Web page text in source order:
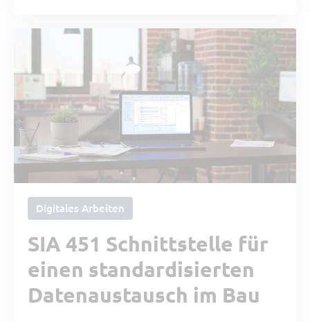
Digitales Arbeiten
SIA 451 Schnittstelle für
einen standardisierten
Datenaustausch im Bau